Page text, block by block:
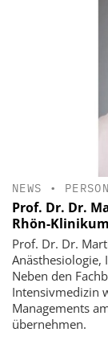
NEWS •
Prof. Dr. Dr.
Rhön-
Prof. Dr. Dr.
Anästhesiologie,
Neben den
Intensivmedizin
Managements
übernehmen.